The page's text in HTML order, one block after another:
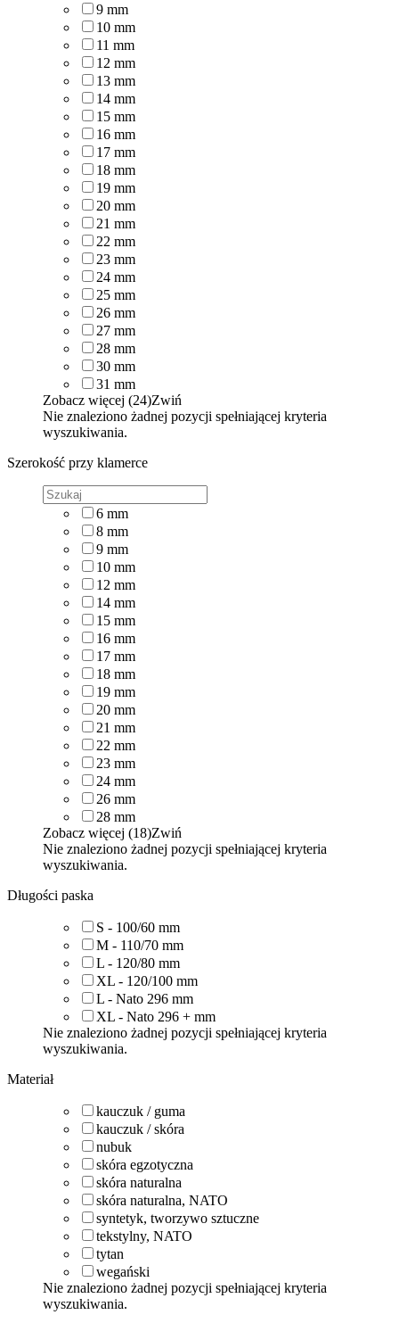
9 mm
10 mm
11 mm
12 mm
13 mm
14 mm
15 mm
16 mm
17 mm
18 mm
19 mm
20 mm
21 mm
22 mm
23 mm
24 mm
25 mm
26 mm
27 mm
28 mm
30 mm
31 mm
Zobacz więcej (24)Zwiń
Nie znaleziono żadnej pozycji spełniającej kryteria
wyszukiwania.
Szerokość przy klamerce
6 mm
8 mm
9 mm
10 mm
12 mm
14 mm
15 mm
16 mm
17 mm
18 mm
19 mm
20 mm
21 mm
22 mm
23 mm
24 mm
26 mm
28 mm
Zobacz więcej (18)Zwiń
Nie znaleziono żadnej pozycji spełniającej kryteria
wyszukiwania.
Długości paska
S - 100/60 mm
M - 110/70 mm
L - 120/80 mm
XL - 120/100 mm
L - Nato 296 mm
XL - Nato 296 + mm
Nie znaleziono żadnej pozycji spełniającej kryteria
wyszukiwania.
Materiał
kauczuk / guma
kauczuk / skóra
nubuk
skóra egzotyczna
skóra naturalna
skóra naturalna, NATO
syntetyk, tworzywo sztuczne
tekstylny, NATO
tytan
wegański
Nie znaleziono żadnej pozycji spełniającej kryteria
wyszukiwania.